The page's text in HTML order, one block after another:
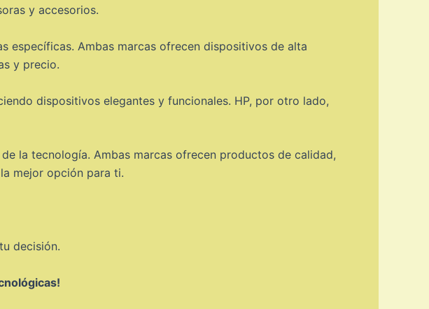
y accesorios.
específicas. Ambas marcas ofrecen dispositivos de alta
y precio.
dispositivos elegantes y funcionales. HP, por otro lado,
la tecnología. Ambas marcas ofrecen productos de calidad,
mejor opción para ti.
decisión.